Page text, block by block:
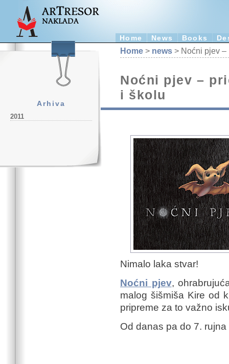
Home News Books
Arhiva
2011
Home > news > Noćni pjev –
Noćni pjev –
i školu
Nimalo laka stvar!
Noćni pjev,
malog šišmiša Kire od
pripreme za to važno
Od danas pa do 7.